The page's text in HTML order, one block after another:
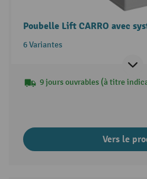
Poubelle Lift CARRO avec
6 Variantes
9 jours ouvrables (à titre
Vers le